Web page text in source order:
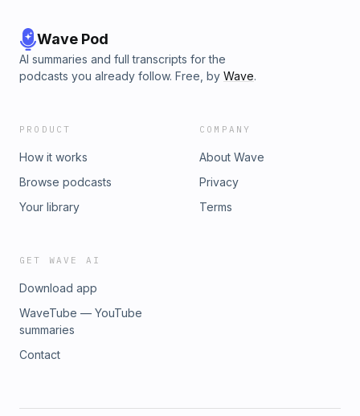
Wave Pod
AI summaries and full transcripts for the
podcasts you already follow. Free, by Wave.
PRODUCT
How it works
Browse podcasts
Your library
COMPANY
About Wave
Privacy
Terms
GET WAVE AI
Download app
WaveTube — YouTube
summaries
Contact